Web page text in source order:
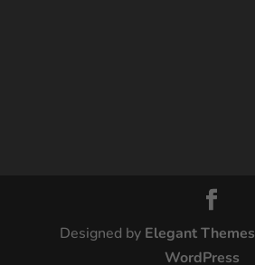
Designed by Elegant Themes
WordPress